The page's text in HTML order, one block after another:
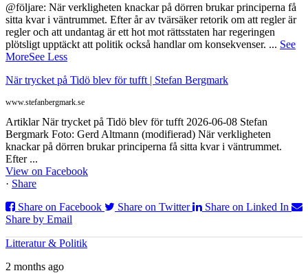
@följare: När verkligheten knackar på dörren brukar principerna få
sitta kvar i väntrummet. Efter år av tvärsäker retorik om att regler är
regler och att undantag är ett hot mot rättsstaten har regeringen
plötsligt upptäckt att politik också handlar om konsekvenser. ... See
MoreSee Less
När trycket på Tidö blev för tufft | Stefan Bergmark
www.stefanbergmark.se
Artiklar När trycket på Tidö blev för tufft 2026-06-08 Stefan
Bergmark Foto: Gerd Altmann (modifierad) När verkligheten
knackar på dörren brukar principerna få sitta kvar i väntrummet.
Efter ...
View on Facebook
· Share
Share on Facebook
Share on Twitter
Share on Linked In
Share by Email
Litteratur & Politik
2 months ago